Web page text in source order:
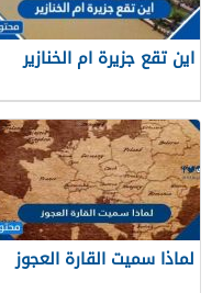
اين تقع جزيرة ام الخنازير
لماذا سميت القارة العجوز